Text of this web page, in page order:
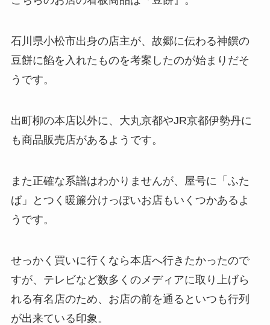
石川県小松市出身の店主が、故郷に伝わる神饌の
豆餅に餡を入れたものを考案したのが始まりだそ
うです。
出町柳の本店以外に、大丸京都やJR京都伊勢丹に
も商品販売店があるようです。
また正確な系譜はわかりませんが、屋号に「ふた
ば」とつく暖簾分けっぽいお店もいくつかあるよ
うです。
せっかく買いに行くなら本店へ行きたかったので
すが、テレビなど数多くのメディアに取り上げら
れる有名店のため、お店の前を通るといつも行列
が出来ている印象。